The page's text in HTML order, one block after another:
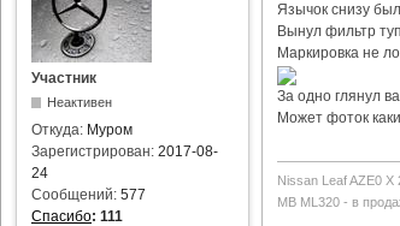
Участник
Неактивен
Откуда: Муром
Зарегистрирован: 2017-08-
24
Сообщений: 577
Спасибо: 111
Язычок снизу
Вынул фильтр
Маркировка не
За одно глянул
Может фоток
Nissan Leaf AZE0 X
MB ML320 - в